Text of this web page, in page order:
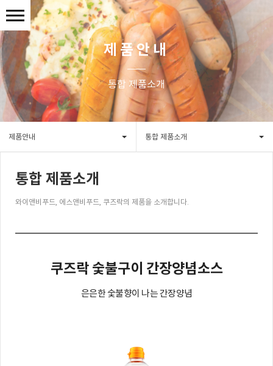
제품안내
통합 제품소개
제품안내 통합 제품소개
통합 제품소개
와이앤비푸드, 에스앤비푸드, 쿠즈락의 제품을 소개합니다.
쿠즈락 숯불구이 간장양념소스
은은한 숯불향이 나는 간장양념